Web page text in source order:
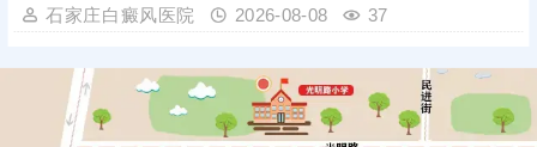
石家庄白癜风医院 2026-08-08 37